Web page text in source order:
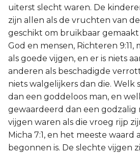
uiterst slecht waren. De
zijn allen als de vruchten van
geschikt om bruikbaar
God en mensen, Richteren 9:11,
als goede vijgen, en er is niets
anderen als beschadigde
niets walgelijkers dan die. Welk
dan een goddeloos man, en
gewaardeerd dan een godzalig
vijgen waren als die vroeg rijp
Micha 7:1, en het meeste waard
begonnen is. De slechte vijgen